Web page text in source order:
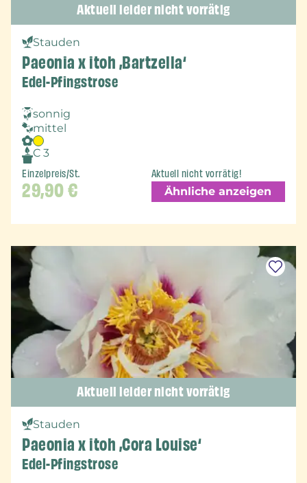
Aktuell leider nicht vorrätig
Stauden
Paeonia x itoh ‚Bartzella‘
Edel-Pfingstrose
sonnig
mittel
C 3
Einzelpreis/St.
29,90€
Aktuell nicht vorrätig!
Ähnliche anzeigen
Aktuell leider nicht vorrätig
Stauden
Paeonia x itoh ‚Cora Louise‘
Edel-Pfingstrose